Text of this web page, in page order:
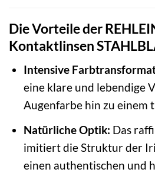
Die Vorteile der
Kontaktlinsen
Intensive
eine klare und lebendige
Augenfarbe hin zu einem
Natürliche Optik: Das
imitiert die Struktur der
einen authentischen und